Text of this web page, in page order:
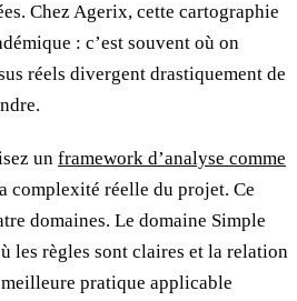
Chez Agerix, cette cartographie
: c’est souvent où on
réels divergent drastiquement de
un framework d’analyse comme
complexité réelle du projet. Ce
domaines. Le domaine Simple
les règles sont claires et la relation
pratique applicable